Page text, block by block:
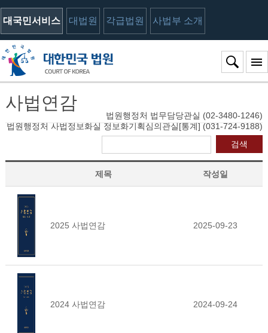
대국민서비스 대법원 각급법원 사법부 소개
사법연감
법원행정처 법무담당관실 (02-3480-1246)
법원행정처 사법정보화실 정보화기획심의관실[통계] (031-724-9188)
검색
제목 작성일
2025 사법연감 2025-09-23
2024 사법연감 2024-09-24